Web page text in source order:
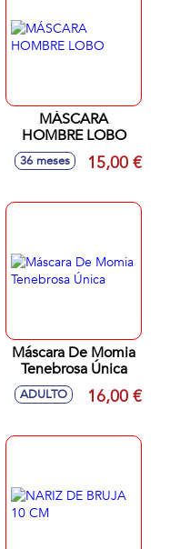
MÁSCARA
HOMBRE LOBO
36 meses 15,00 €
Máscara De Momia
Tenebrosa Única
ADULTO 16,00 €